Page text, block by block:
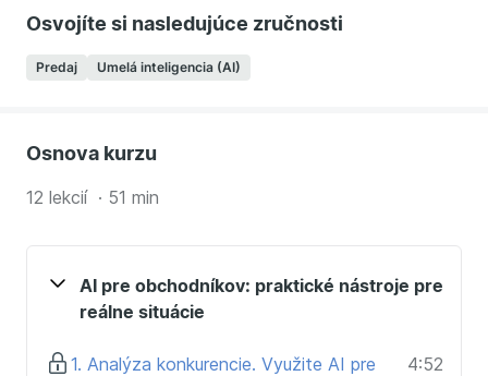
Analyzovať pomocou AI konkurenciu a trh počas
niekoľkých minút
Hľadať nových zákazníkov a vytvárať ideálne
Pripraviť obchodné skripty a nacvičiť rozhovory s
AI
obsahu na sociálne siete
Urobiť si z AI vlastného obchodného kouča
Pre koho je kurz určený:
Osvojíte si nasledujúce zručnosti
Predaj Umelá inteligencia (AI)
Osnova kurzu
12 lekcií · 51 min
AI pre obchodníkov: praktické nástroje pre
reálne situácie
1. Analýza konkurencie. Využite AI pre
4:52